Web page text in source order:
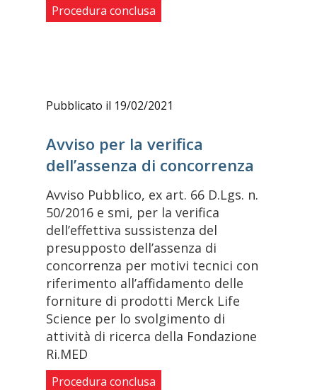
Procedura conclusa
Pubblicato il 19/02/2021
Avviso per la verifica
dell’assenza di concorrenza
Avviso Pubblico, ex art. 66 D.Lgs. n.
50/2016 e smi, per la verifica
dell’effettiva sussistenza del
presupposto dell’assenza di
concorrenza per motivi tecnici con
riferimento all’affidamento delle
forniture di prodotti Merck Life
Science per lo svolgimento di
attività di ricerca della Fondazione
Ri.MED
Procedura conclusa